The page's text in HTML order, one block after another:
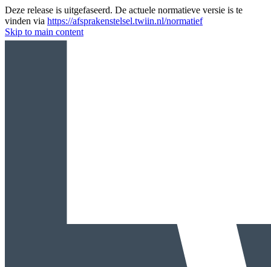
Deze release is uitgefaseerd. De actuele normatieve versie is te
vinden via https://afsprakenstelsel.twiin.nl/normatief
Skip to main content